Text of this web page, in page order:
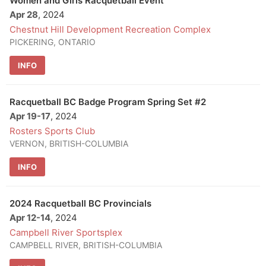
Apr 28, 2024
Chestnut Hill Development Recreation Complex
PICKERING, ONTARIO
INFO
Racquetball BC Badge Program Spring Set #2
Apr 19-17, 2024
Rosters Sports Club
VERNON, BRITISH-COLUMBIA
INFO
2024 Racquetball BC Provincials
Apr 12-14, 2024
Campbell River Sportsplex
CAMPBELL RIVER, BRITISH-COLUMBIA